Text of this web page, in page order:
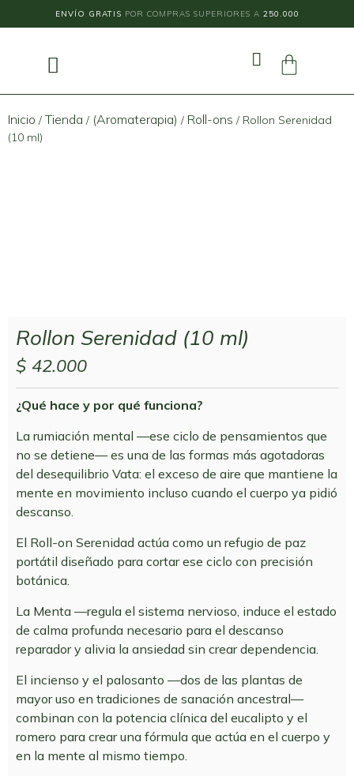
ENVÍO GRATIS POR COMPRAS SUPERIORES A 250.000
Inicio / Tienda / (Aromaterapia) / Roll-ons / Rollon Serenidad
(10 ml)
Rollon Serenidad (10 ml)
$ 42.000
¿Qué hace y por qué funciona?
La rumiación mental —ese ciclo de pensamientos que
no se detiene— es una de las formas más agotadoras
del desequilibrio Vata: el exceso de aire que mantiene la
mente en movimiento incluso cuando el cuerpo ya pidió
descanso.
El Roll-on Serenidad actúa como un refugio de paz
portátil diseñado para cortar ese ciclo con precisión
botánica.
La Menta —regula el sistema nervioso, induce el estado
de calma profunda necesario para el descanso
reparador y alivia la ansiedad sin crear dependencia.
El incienso y el palosanto —dos de las plantas de
mayor uso en tradiciones de sanación ancestral—
combinan con la potencia clínica del eucalipto y el
romero para crear una fórmula que actúa en el cuerpo y
en la mente al mismo tiempo.